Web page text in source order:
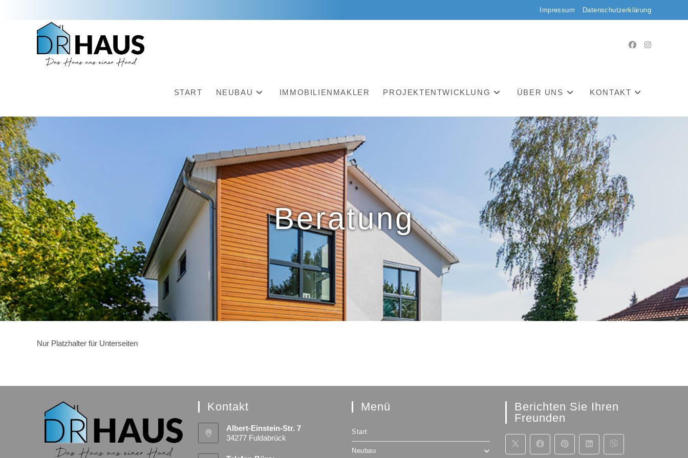
Impressum Datenschutzerklärung
START NEUBAU IMMOBILIENMAKLER PROJEKTENTWICKLUNG ÜBER UNS KONTAKT
Beratung
Nur Platzhalter für Unterseiten
Kontakt
Albert-Einstein-Str. 7
34277 Fuldabrück
Menü
Start
Neubau
Berichten Sie Ihren
Freunden